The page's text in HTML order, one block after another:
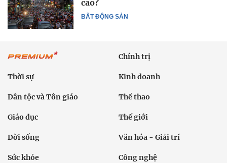
BẤT ĐỘNG SẢN
cao?
Chính trị
Thời sự Kinh doanh
Dân tộc và Tôn giáo Thể thao
Giáo dục Thế giới
Đời sống Văn hóa - Giải trí
Sức khỏe Công nghệ